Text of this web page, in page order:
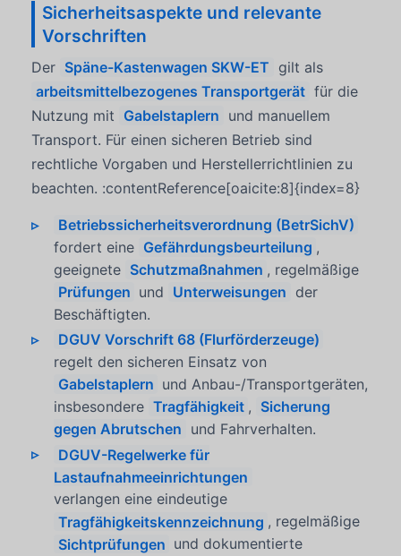
Sicherheitsaspekte und relevante
Vorschriften
Der Späne-Kastenwagen SKW-ET gilt als
arbeitsmittelbezogenes Transportgerät für die
Nutzung mit Gabelstaplern und manuellem
Transport. Für einen sicheren Betrieb sind
rechtliche Vorgaben und Herstellerrichtlinien zu
beachten. :contentReference[oaicite:8]{index=8}
Betriebssicherheitsverordnung (BetrSichV)
fordert eine Gefährdungsbeurteilung ,
geeignete Schutzmaßnahmen , regelmäßige
Prüfungen und Unterweisungen der
Beschäftigten.
DGUV Vorschrift 68 (Flurförderzeuge)
regelt den sicheren Einsatz von
Gabelstaplern und Anbau-/Transportgeräten,
insbesondere Tragfähigkeit , Sicherung
gegen Abrutschen und Fahrverhalten.
DGUV-Regelwerke für
Lastaufnahmeeinrichtungen
verlangen eine eindeutige
Tragfähigkeitskennzeichnung , regelmäßige
Sichtprüfungen und dokumentierte